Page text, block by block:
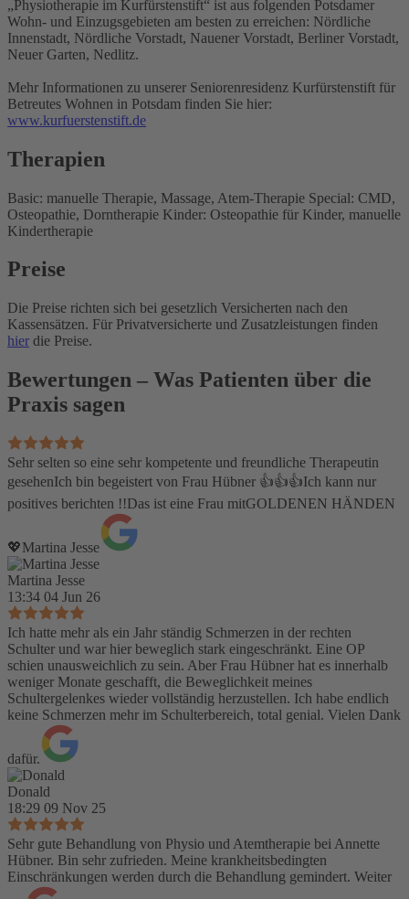
„Physiotherapie im Kurfürstenstift“ ist aus folgenden Potsdamer
Wohn- und Einzugsgebieten am besten zu erreichen: Nördliche
Innenstadt, Nördliche Vorstadt, Nauener Vorstadt, Berliner Vorstadt,
Neuer Garten, Nedlitz.
Mehr Informationen zu unserer Seniorenresidenz Kurfürstenstift für
Betreutes Wohnen in Potsdam finden Sie hier:
www.kurfuerstenstift.de
Therapien
Basic: manuelle Therapie, Massage, Atem-Therapie Special: CMD,
Osteopathie, Dorntherapie Kinder: Osteopathie für Kinder, manuelle
Kindertherapie
Preise
Die Preise richten sich bei gesetzlich Versicherten nach den
Kassensätzen. Für Privatversicherte und Zusatzleistungen finden
hier die Preise.
Bewertungen – Was Patienten über die
Praxis sagen
Sehr selten so eine sehr kompetente und freundliche Therapeutin
gesehenIch bin begeistert von Frau Hübner 👍👍👍Ich kann nur
positives berichten !!Das ist eine Frau mitGOLDENEN HÄNDEN
💖Martina Jesse
Martina Jesse
13:34 04 Jun 26
Ich hatte mehr als ein Jahr ständig Schmerzen in der rechten
Schulter und war hier beweglich stark eingeschränkt. Eine OP
schien unausweichlich zu sein. Aber Frau Hübner hat es innerhalb
weniger Monate geschafft, die Beweglichkeit meines
Schultergelenkes wieder vollständig herzustellen. Ich habe endlich
keine Schmerzen mehr im Schulterbereich, total genial. Vielen Dank
dafür.
Donald
18:29 09 Nov 25
Sehr gute Behandlung von Physio und Atemtherapie bei Annette
Hübner. Bin sehr zufrieden. Meine krankheitsbedingten
Einschränkungen werden durch die Behandlung gemindert. Weiter